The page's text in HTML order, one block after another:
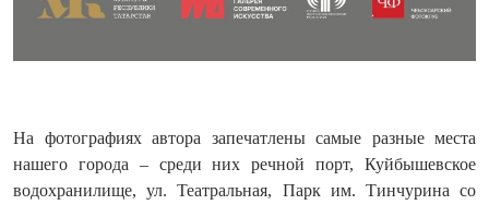
На фотографиях автора запечатлены самые разные места
нашего города – среди них речной порт, Куйбышевское
водохранилище, ул. Театральная, Парк им. Тинчурина со